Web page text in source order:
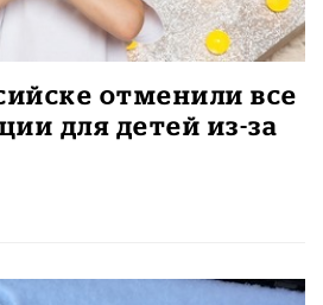
отменили все
для детей из-за